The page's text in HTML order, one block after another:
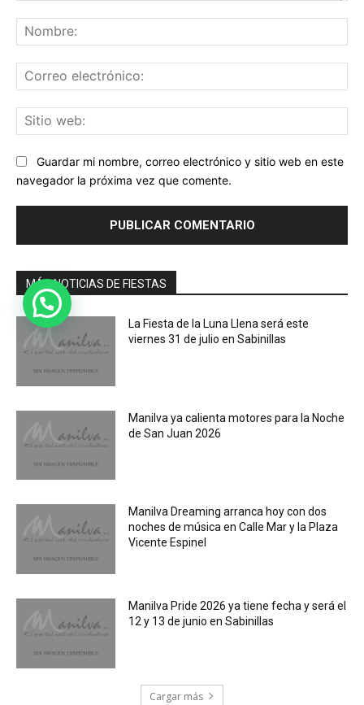
Guardar mi nombre, correo electrónico y sitio web en este
navegador la próxima vez que comente.
MÁS NOTICIAS DE FIESTAS
La Fiesta de la Luna Llena será este
viernes 31 de julio en Sabinillas
Manilva ya calienta motores para la Noche
de San Juan 2026
Manilva Dreaming arranca hoy con dos
noches de música en Calle Mar y la Plaza
Vicente Espinel
Manilva Pride 2026 ya tiene fecha y será el
12 y 13 de junio en Sabinillas
Cargar más